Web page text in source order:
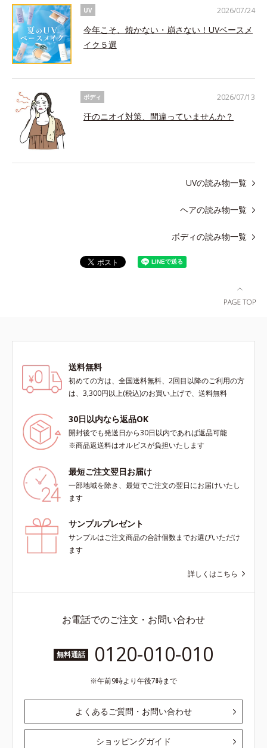
UV
今年こそ、焼かない・崩さない！UVベースメ
イク５選
2026/07/24
ボディ
汗のニオイ対策、間違っていませんか？
2026/07/13
UVの読み物一覧
ヘアの読み物一覧
ボディの読み物一覧
送料無料
初めての方は、全国送料無料、2回目以降のご利用の方
は、3,300円以上(税込)のお買い上げで、送料無料
30日以内なら返品OK
開封後でも発送日から30日以内であれば返品可能
※商品返送料はオルビスが負担いたします
最短ご注文翌日お届け
一部地域を除き、最短でご注文の翌日にお届けいたし
ます
サンプルプレゼント
サンプルはご注文商品の合計個数までお選びいただけ
ます
詳しくはこちら
お電話でのご注文・お問い合わせ
無料通話 0120-010-010
午前9時より午後7時まで
よくあるご質問・お問い合わせ
ショッピングガイド